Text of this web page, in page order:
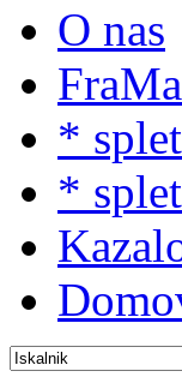
O nas
*
*